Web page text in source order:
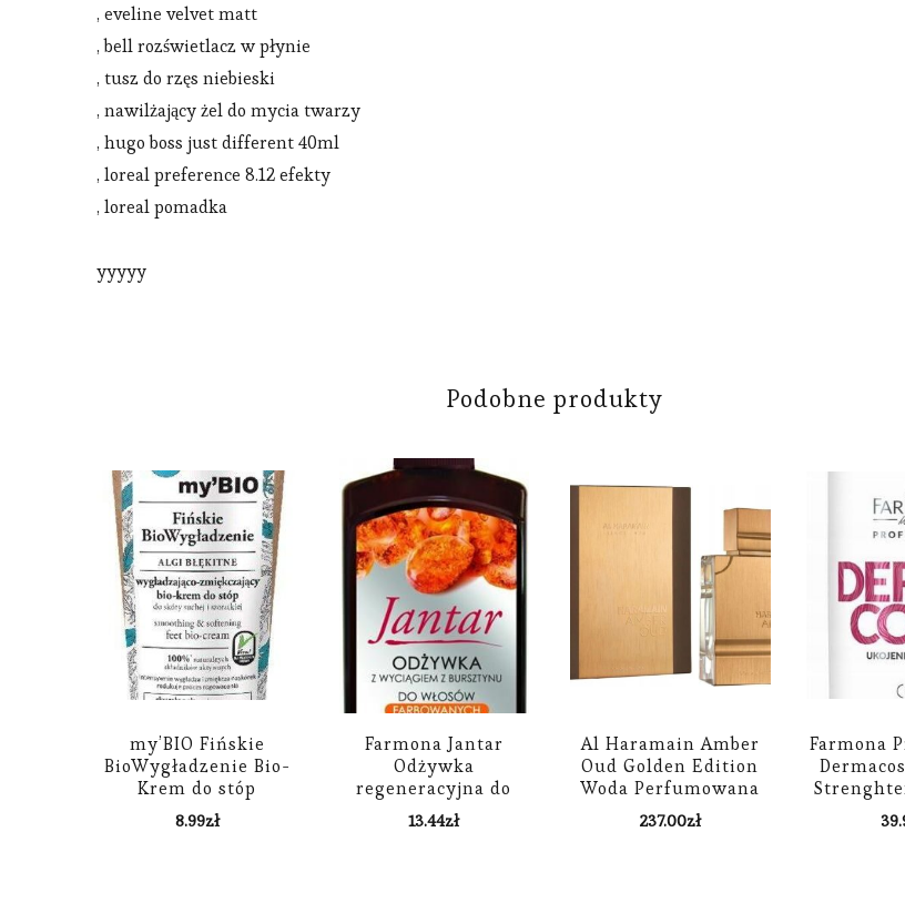
, eveline velvet matt
, bell rozświetlacz w płynie
, tusz do rzęs niebieski
, nawilżający żel do mycia twarzy
, hugo boss just different 40ml
, loreal preference 8.12 efekty
, loreal pomadka
yyyyy
Podobne produkty
my’BIO Fińskie
BioWygładzenie Bio-
Krem do stóp
wygładzająco-
zmiękczający Algi
8.99zł
Farmona Jantar
Odżywka
regeneracyjna do
włosów farbowanych
200ml
13.44zł
Al Haramain Amber
Oud Golden Edition
Woda Perfumowana
60 ml
237.00zł
Farmona